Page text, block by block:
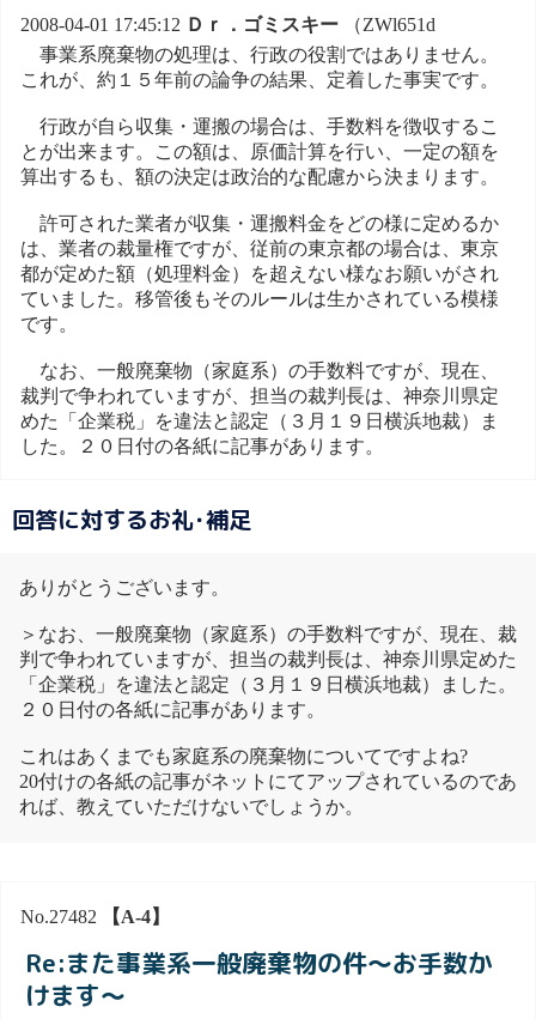
2008-04-01 17:45:12 Ｄｒ．ゴミスキー （ZWl651d
事業系廃棄物の処理は、行政の役割ではありません。
これが、約１５年前の論争の結果、定着した事実です。
行政が自ら収集・運搬の場合は、手数料を徴収するこ
とが出来ます。この額は、原価計算を行い、一定の額を
算出するも、額の決定は政治的な配慮から決まります。
許可された業者が収集・運搬料金をどの様に定めるか
は、業者の裁量権ですが、従前の東京都の場合は、東京
都が定めた額（処理料金）を超えない様なお願いがされ
ていました。移管後もそのルールは生かされている模様
です。
なお、一般廃棄物（家庭系）の手数料ですが、現在、
裁判で争われていますが、担当の裁判長は、神奈川県定
めた「企業税」を違法と認定（３月１９日横浜地裁）ま
した。２０日付の各紙に記事があります。
回答に対するお礼･補足
ありがとうございます。
＞なお、一般廃棄物（家庭系）の手数料ですが、現在、裁
判で争われていますが、担当の裁判長は、神奈川県定めた
「企業税」を違法と認定（３月１９日横浜地裁）ました。
２０日付の各紙に記事があります。
これはあくまでも家庭系の廃棄物についてですよね?
20付けの各紙の記事がネットにてアップされているのであ
れば、教えていただけないでしょうか。
No.27482 【A-4】
Re:また事業系一般廃棄物の件～お手数か
けます～